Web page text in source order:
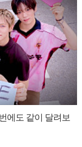
에도 같이 달려보